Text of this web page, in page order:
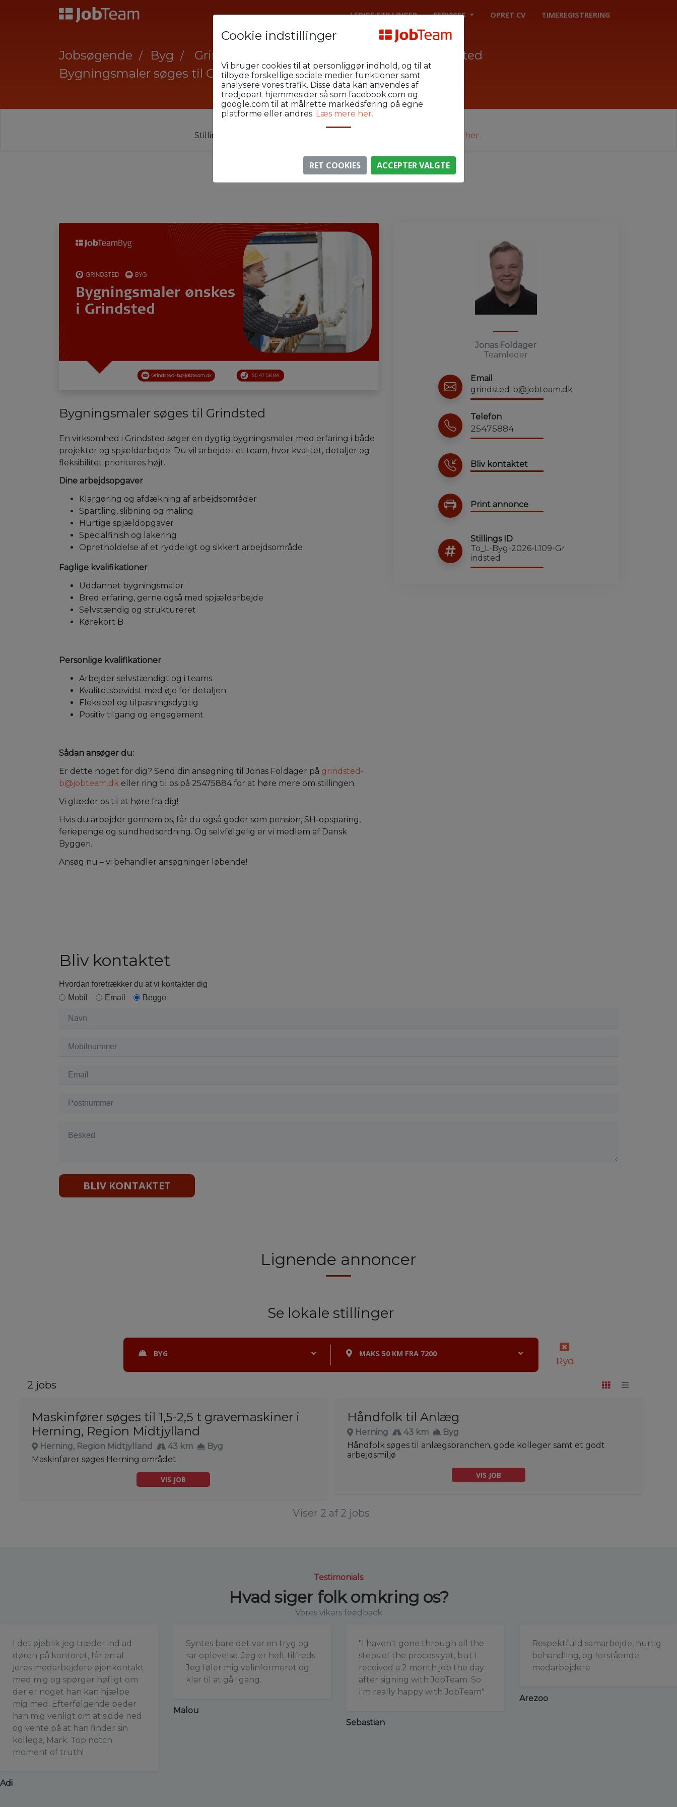
LEDIGE STILLINGER SERVICES OPRET CV TIMEREGISTRERING
Jobsøgende Byg Grindsted Byg
To_L-Byg-2026-L109-Grindsted
Bygningsmaler søges til Grindsted
Stillingen er ikke længere aktiv, men du kan
se lignende annoncer her .
Bygningsmaler søges til Grindsted
En virksomhed i Grindsted søger en dygtig bygningsmaler med erfaring i både
projekter og spjældarbejde. Du vil arbejde i et team, hvor kvalitet, detaljer og
fleksibilitet prioriteres højt.
Dine arbejdsopgaver
Klargøring og afdækning af arbejdsområder
Spartling, slibning og maling
Hurtige spjældopgaver
Specialfinish og lakering
Opretholdelse af et ryddeligt og sikkert arbejdsområde
Faglige kvalifikationer
Uddannet bygningsmaler
Bred erfaring, gerne også med spjældarbejde
Selvstændig og struktureret
Kørekort B
Personlige kvalifikationer
Arbejder selvstændigt og i teams
Kvalitetsbevidst med øje for detaljen
Fleksibel og tilpasningsdygtig
Positiv tilgang og engagement
Sådan ansøger du:
Er dette noget for dig? Send din ansøgning til Jonas Foldager på grindsted-
b@jobteam.dk eller ring til os på 25475884 for at høre mere om stillingen.
Vi glæder os til at høre fra dig!
Hvis du arbejder gennem os, får du også goder som pension, SH-opsparing,
feriepenge og sundhedsordning. Og selvfølgelig er vi medlem af Dansk
Byggeri.
Ansøg nu – vi behandler ansøgninger løbende!
Jonas Foldager
Teamleder
Email
grindsted-b@jobteam.dk
Telefon
25475884
Bliv kontaktet
Print annonce
Stillings ID
To_L-Byg-2026-L109-Gr
indsted
Bliv kontaktet
Hvordan foretrækker du at vi kontakter dig
Mobil
Email Begge
BLIV KONTAKTET
Lignende annoncer
Se lokale stillinger
BYG MAKS 50 KM FRA 7200
Ryd
2 jobs
Maskinfører søges til 1,5-2,5 t gravemaskiner i
Herning, Region Midtjylland
Herning, Region Midtjylland 43 km
Byg
Maskinfører søges Herning området
VIS JOB
Håndfolk til Anlæg
Herning 43 km
Byg
Håndfolk søges til anlægsbranchen, gode kolleger samt et godt
arbejdsmiljø
VIS JOB
Viser 2 af 2 jobs
Testimonials
Hvad siger folk omkring os?
Vores vikars feedback
I det øjeblik jeg træder ind ad
døren på kontoret, får en af
jeres medarbejdere øjenkontakt
med mig og spørger høfligt om
der er noget han kan hjælpe
mig med. Efterfølgende beder
han mig venligt om at sidde ned
og vente på at han finder sin
kollega, Mark. Top notch
moment of truth!
Adi
Syntes bare det var en tryg og
rar oplevelse. Jeg er helt tilfreds.
Jeg føler mig velinformeret og
klar til at gå i gang.
Malou
"I haven't gone through all the
steps of the process yet, but I
received a 2 month job the day
after signing with JobTeam. So
I'm really happy with JobTeam"
Sebastian
Respektfuld samarbejde, hurtig
behandling, og forstående
medarbejdere
Arezoo
Cookie indstillinger
Vi bruger cookies til at personliggør indhold, og til at
tilbyde forskellige sociale medier funktioner samt
analysere vores trafik. Disse data kan anvendes af
tredjepart hjemmesider så som facebook.com og
google.com til at målrette markedsføring på egne
platforme eller andres. Læs mere her.
RET COOKIES ACCEPTER VALGTE